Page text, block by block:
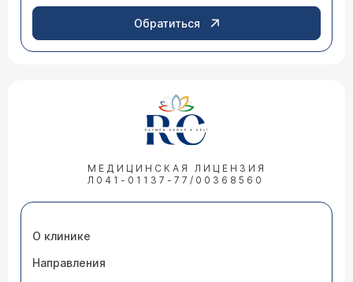
Обратиться
МЕДИЦИНСКАЯ ЛИЦЕНЗИЯ
Л041-01137-77/00368560
О клинике
Направления